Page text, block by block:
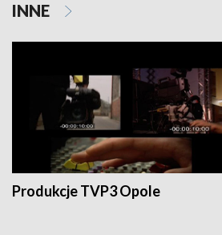
INNE
Produkcje TVP3 Opole